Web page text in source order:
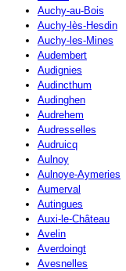
Auchy-au-Bois
Auchy-lès-Hesdin
Auchy-les-Mines
Audembert
Audignies
Audincthum
Audinghen
Audrehem
Audresselles
Audruicq
Aulnoy
Aulnoye-Aymeries
Aumerval
Autingues
Auxi-le-Château
Avelin
Averdoingt
Avesnelles